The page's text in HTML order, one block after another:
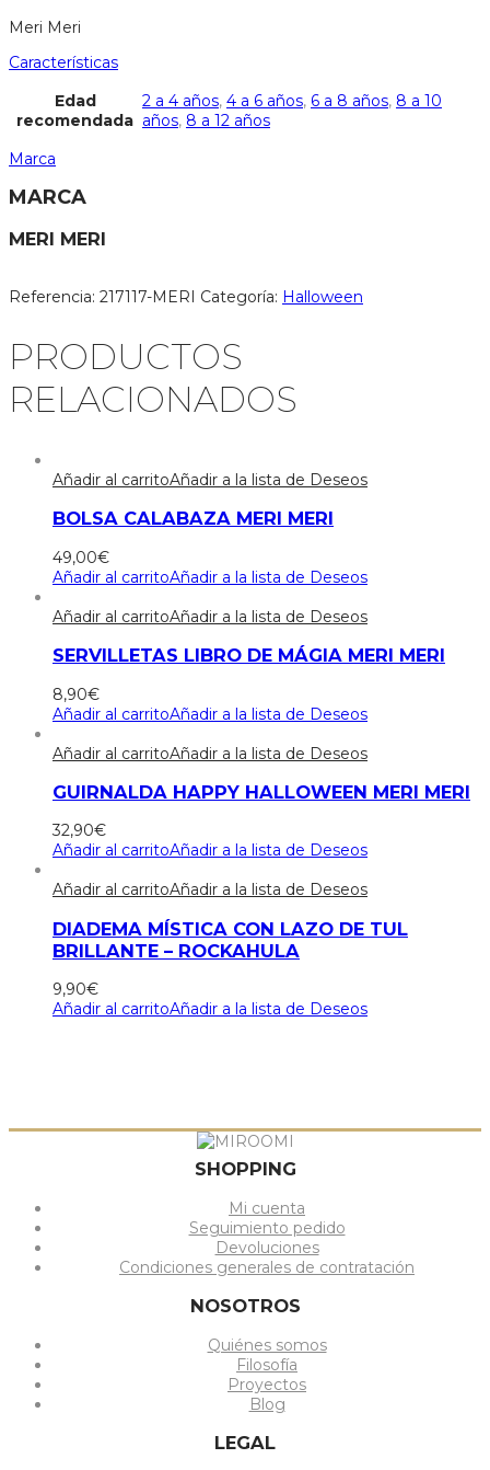
Meri Meri
Características
Edad
recomendada
2 a 4 años, 4 a 6 años, 6 a 8 años, 8 a 10
años, 8 a 12 años
Marca
MARCA
MERI MERI
Referencia: 217117-MERI Categoría: Halloween
PRODUCTOS
RELACIONADOS
Añadir al carritoAñadir a la lista de Deseos
BOLSA CALABAZA MERI MERI
49,00€
Añadir al carritoAñadir a la lista de Deseos
Añadir al carritoAñadir a la lista de Deseos
SERVILLETAS LIBRO DE MÁGIA MERI MERI
8,90€
Añadir al carritoAñadir a la lista de Deseos
Añadir al carritoAñadir a la lista de Deseos
GUIRNALDA HAPPY HALLOWEEN MERI MERI
32,90€
Añadir al carritoAñadir a la lista de Deseos
Añadir al carritoAñadir a la lista de Deseos
DIADEMA MÍSTICA CON LAZO DE TUL
BRILLANTE – ROCKAHULA
9,90€
Añadir al carritoAñadir a la lista de Deseos
SHOPPING
Mi cuenta
Seguimiento pedido
Devoluciones
Condiciones generales de contratación
NOSOTROS
Quiénes somos
Filosofía
Proyectos
Blog
LEGAL